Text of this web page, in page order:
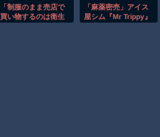
「制服のまま売店で
買い物するのは衛生
「麻薬密売」アイス
屋シム『Mr Trippy』